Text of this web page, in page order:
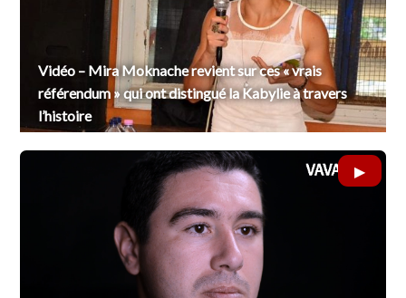
Vidéo – Mira Moknache revient sur ces « vrais
référendum » qui ont distingué la Kabylie à travers
l’histoire